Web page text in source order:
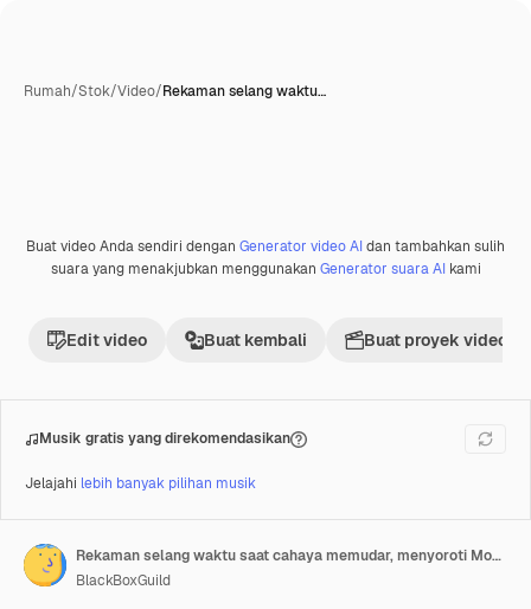
Rumah/Stok/Video/Rekaman selang waktu…
Premium
Buat video Anda sendiri dengan Generator video AIdan tambahkan sulih
suara yang menakjubkan menggunakan Generator suara AIkami
Edit video Buat kembali Buat proyek video
Musik gratis yang direkomendasikan
Jelajahi lebih banyak pilihan musik
Rekaman selang waktu saat cahaya memudar, menyoroti Mousegill Beck dengan Lembah Eden dan Pennine Utara di latar belakang, Cumbria, Inggris Raya
BlackBoxGuild